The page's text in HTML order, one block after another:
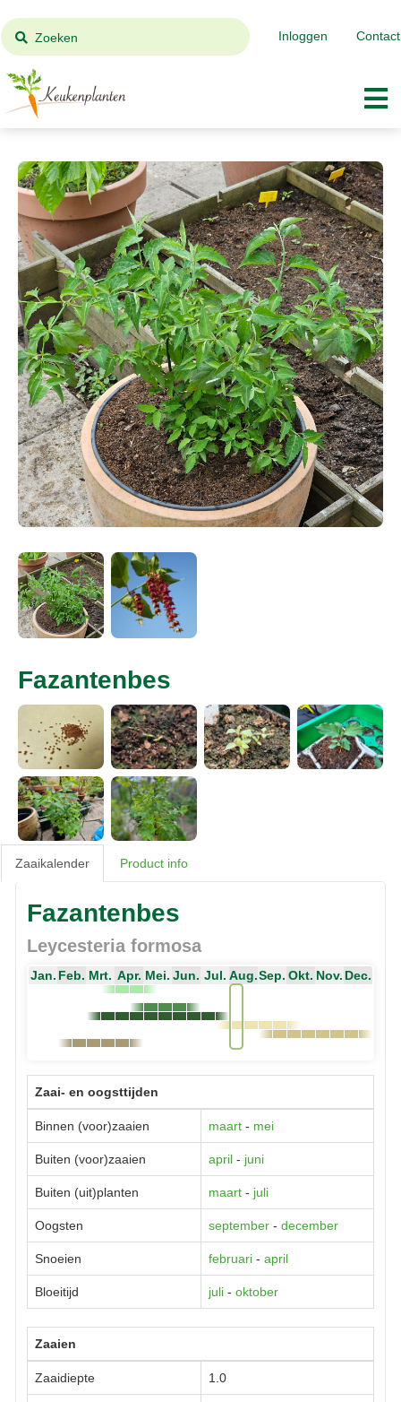
Contact
Inloggen
Zoeken
Fazantenbes
Zaaikalender Product info
Fazantenbes
Leycesteria formosa
Jan. Feb. Mrt. Apr. Mei. Jun. Jul. Aug.Sep. Okt. Nov. Dec.
Zaai- en oogsttijden
Binnen (voor)zaaien maart - mei
Buiten (voor)zaaien april - juni
Buiten (uit)planten maart - juli
Oogsten september - december
Snoeien februari - april
Bloeitijd juli - oktober
Zaaien
Zaaidiepte 1.0